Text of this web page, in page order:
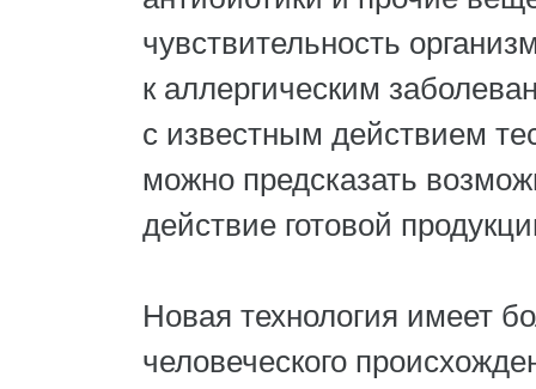
чувствительность
к аллергическим
с известным действием
можно предсказать
действие готовой
Новая технология имеет
человеческого